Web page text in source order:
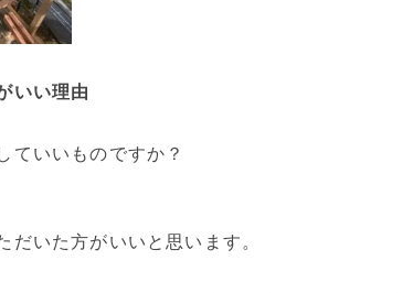
いい理由
いいものですか？
いた方がいいと思います。